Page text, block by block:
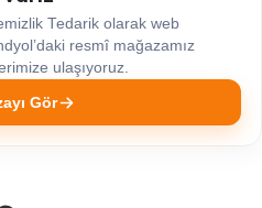
Tedarik olarak web
resmî mağazamız
ulaşıyoruz.
Gör